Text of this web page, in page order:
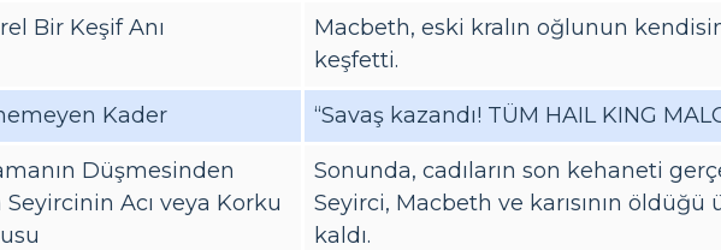
Bir Keşif Anı
Macbeth, eski kralın oğlunun
keşfetti.
Kader “Savaş kazandı! TÜM HAIL KING
Düşmesinden
Seyircinin Acı veya Korku
Sonunda, cadıların son kehaneti
Seyirci, Macbeth ve karısının
kaldı.